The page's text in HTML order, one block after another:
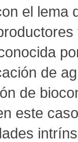
el lema
de
de
este